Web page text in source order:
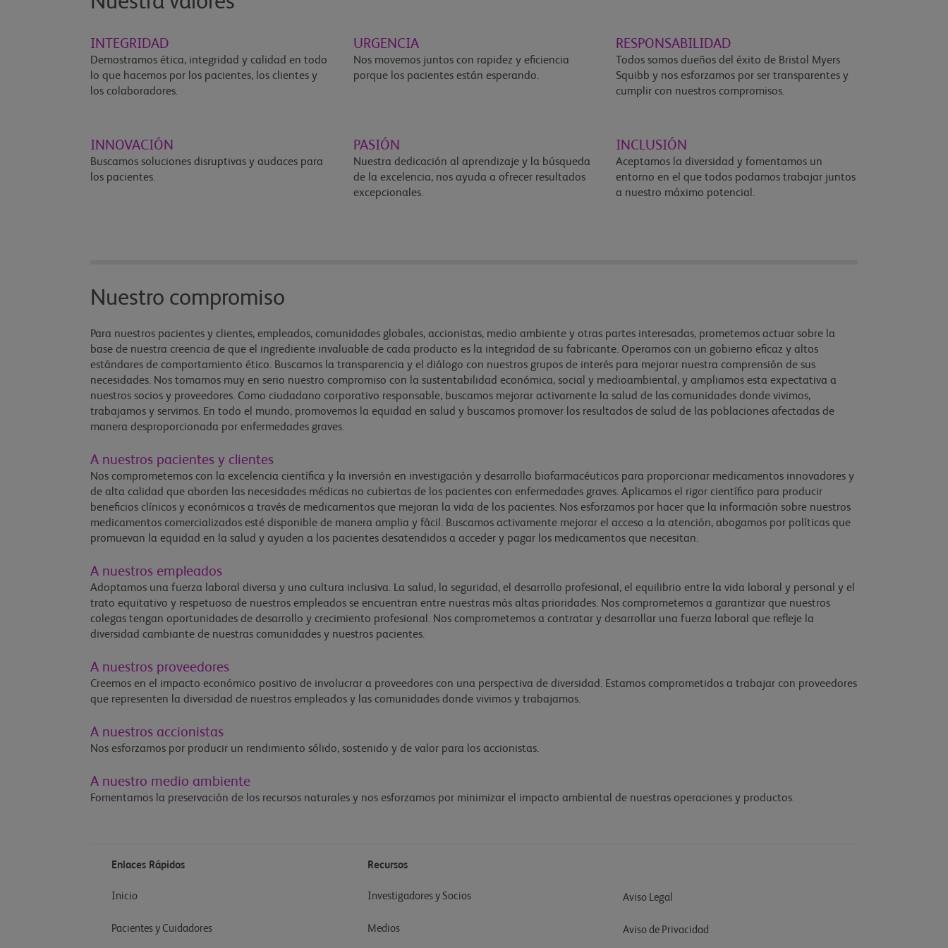
INTEGRIDAD
Demostramos ética, integridad y calidad en todo
lo que hacemos por los pacientes, los clientes y
los colaboradores.
URGENCIA
Nos movemos juntos con rapidez y eficiencia
porque los pacientes están esperando.
RESPONSABILIDAD
Todos somos dueños del éxito de Bristol Myers
Squibb y nos esforzamos por ser transparentes y
cumplir con nuestros compromisos.
INNOVACIÓN
Buscamos soluciones disruptivas y audaces para
los pacientes.
PASIÓN
Nuestra dedicación al aprendizaje y la búsqueda
de la excelencia, nos ayuda a ofrecer resultados
excepcionales.
INCLUSIÓN
Aceptamos la diversidad y fomentamos un
entorno en el que todos podamos trabajar juntos
a nuestro máximo potencial.
Nuestro compromiso
Para nuestros pacientes y clientes, empleados, comunidades globales, accionistas, medio ambiente y otras partes interesadas, prometemos actuar sobre la
base de nuestra creencia de que el ingrediente invaluable de cada producto es la integridad de su fabricante. Operamos con un gobierno eficaz y altos
estándares de comportamiento ético. Buscamos la transparencia y el diálogo con nuestros grupos de interés para mejorar nuestra comprensión de sus
necesidades. Nos tomamos muy en serio nuestro compromiso con la sustentabilidad económica, social y medioambiental, y ampliamos esta expectativa a
nuestros socios y proveedores. Como ciudadano corporativo responsable, buscamos mejorar activamente la salud de las comunidades donde vivimos,
trabajamos y servimos. En todo el mundo, promovemos la equidad en salud y buscamos promover los resultados de salud de las poblaciones afectadas de
manera desproporcionada por enfermedades graves.
A nuestros pacientes y clientes
Nos comprometemos con la excelencia científica y la inversión en investigación y desarrollo biofarmacéuticos para proporcionar medicamentos innovadores y
de alta calidad que aborden las necesidades médicas no cubiertas de los pacientes con enfermedades graves. Aplicamos el rigor científico para producir
beneficios clínicos y económicos a través de medicamentos que mejoran la vida de los pacientes. Nos esforzamos por hacer que la información sobre nuestros
medicamentos comercializados esté disponible de manera amplia y fácil. Buscamos activamente mejorar el acceso a la atención, abogamos por políticas que
promuevan la equidad en la salud y ayuden a los pacientes desatendidos a acceder y pagar los medicamentos que necesitan.
A nuestros empleados
Adoptamos una fuerza laboral diversa y una cultura inclusiva. La salud, la seguridad, el desarrollo profesional, el equilibrio entre la vida laboral y personal y el
trato equitativo y respetuoso de nuestros empleados se encuentran entre nuestras más altas prioridades. Nos comprometemos a garantizar que nuestros
colegas tengan oportunidades de desarrollo y crecimiento profesional. Nos comprometemos a contratar y desarrollar una fuerza laboral que refleje la
diversidad cambiante de nuestras comunidades y nuestros pacientes.
A nuestros proveedores
Creemos en el impacto económico positivo de involucrar a proveedores con una perspectiva de diversidad. Estamos comprometidos a trabajar con proveedores
que representen la diversidad de nuestros empleados y las comunidades donde vivimos y trabajamos.
A nuestros accionistas
Nos esforzamos por producir un rendimiento sólido, sostenido y de valor para los accionistas.
A nuestro medio ambiente
Fomentamos la preservación de los recursos naturales y nos esforzamos por minimizar el impacto ambiental de nuestras operaciones y productos.
Enlaces Rápidos
Inicio
Pacientes y Cuidadores
Recursos
Investigadores y Socios
Medios
Aviso Legal
Aviso de Privacidad